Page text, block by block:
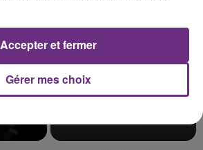
Gérer mes choix
Accepter et fermer